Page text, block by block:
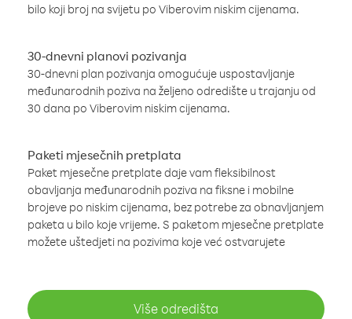
bilo koji broj na svijetu po Viberovim niskim cijenama.
30-dnevni planovi pozivanja
30-dnevni plan pozivanja omogućuje uspostavljanje
međunarodnih poziva na željeno odredište u trajanju od
30 dana po Viberovim niskim cijenama.
Paketi mjesečnih pretplata
Paket mjesečne pretplate daje vam fleksibilnost
obavljanja međunarodnih poziva na fiksne i mobilne
brojeve po niskim cijenama, bez potrebe za obnavljanjem
paketa u bilo koje vrijeme. S paketom mjesečne pretplate
možete uštedjeti na pozivima koje već ostvarujete
Više odredišta